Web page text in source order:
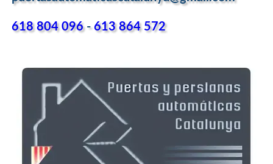
618 804 096-613 864 572